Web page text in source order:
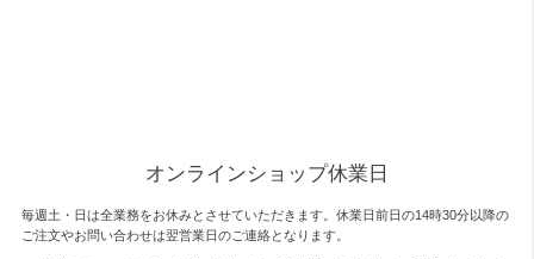
オンラインショップ休業日
毎週土・日は全業務をお休みとさせていただきます。休業日前日の14時30分以降の
ご注文やお問い合わせは翌営業日のご連絡となります。